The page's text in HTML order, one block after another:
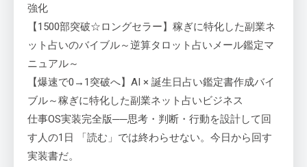
強化
【1500部突破☆ロングセラー】稼ぎに特化した副業ネ
ット占いのバイブル～逆算タロット占いメール鑑定マ
ニュアル～
【爆速で0→1突破へ】AI × 誕生日占い鑑定書作成バイ
ブル～稼ぎに特化した副業ネット占いビジネス
仕事OS実装完全版──思考・判断・行動を設計して回
す人の1日 「読む」では終わらせない。今日から回す
実装書だ。